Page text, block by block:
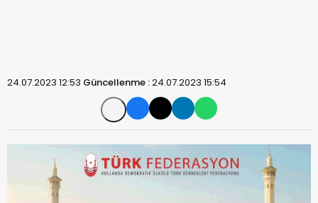
24.07.2023 12:53 Güncellenme :24.07.2023 15:54